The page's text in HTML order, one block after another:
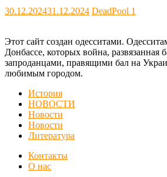
30.12.202431.12.2024 DeadPool 1
Этот сайт создан одесситами.
Донбассе, которых война, развязанная
запроданцами, правящими бал на
любимым городом.
История
НОВОСТИ
Новости
Новости
Литература
Контакты
О нас